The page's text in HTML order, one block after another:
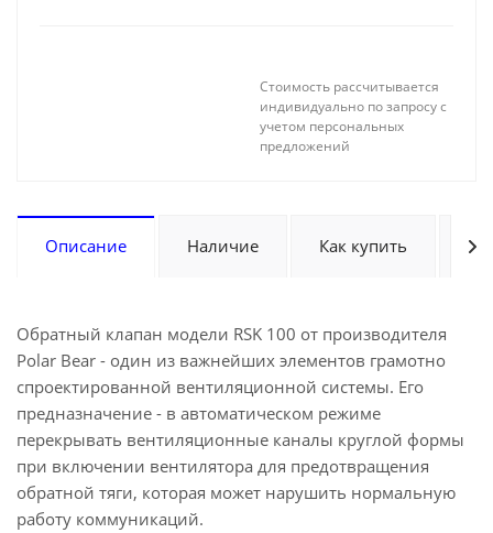
Стоимость рассчитывается
индивидуально по запросу с
учетом персональных
предложений
Описание Наличие Как купить
Обратный клапан модели RSK 100 от производителя
Polar Bear - один из важнейших элементов грамотно
спроектированной вентиляционной системы. Его
предназначение - в автоматическом режиме
перекрывать вентиляционные каналы круглой формы
при включении вентилятора для предотвращения
обратной тяги, которая может нарушить нормальную
работу коммуникаций.